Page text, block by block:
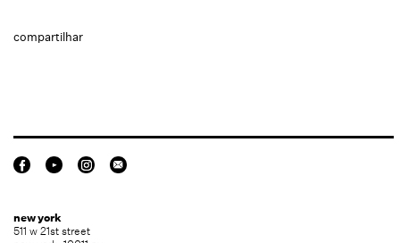
compartilhar
new york
511 w 21st street